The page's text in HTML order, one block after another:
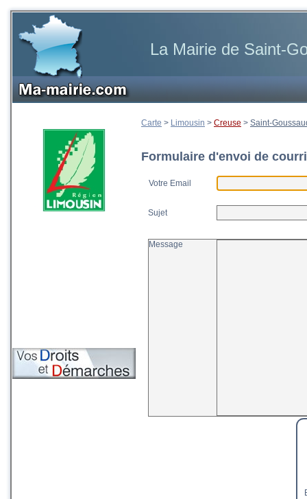
La Mairie de Saint-
Carte > Limousin > Creuse > Saint-
Formulaire d'envoi de
Votre Email
Sujet
Message